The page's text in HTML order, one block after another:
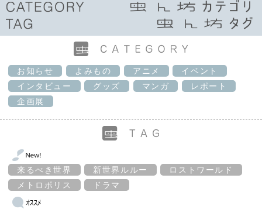
お知らせ よみもの アニメ
イベント
インタビュー
グッズ マンガ
レポート
企画展
来るべき世界 新世界ルルー
ロストワールド
メトロポリス
ドラマ